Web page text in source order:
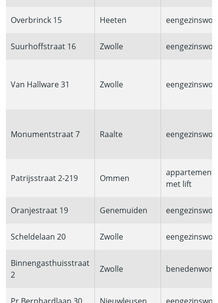
Overbrinck 15 Heeten
Suurhoffstraat 16 Zwolle
Van Hallware 31 Zwolle
Monumentstraat 7 Raalte
Patrijsstraat 2-219 Ommen
appartement
met lift
Oranjestraat 19 Genemuiden
Scheldelaan 20 Zwolle
Binnengasthuisstraat
2
Zwolle